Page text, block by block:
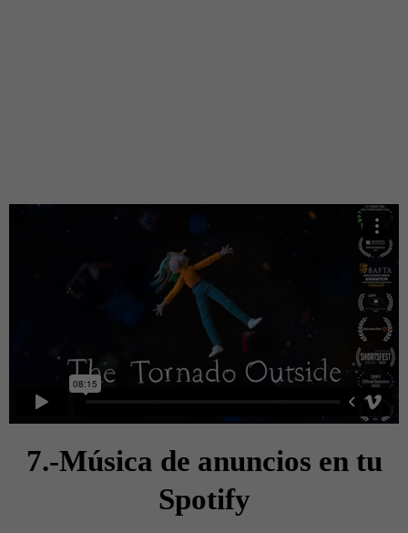
7.-Música de anuncios en tu
Spotify